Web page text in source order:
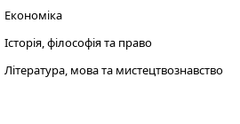
Економіка
Історія, філософія та право
Література, мова та мистецтвознавство